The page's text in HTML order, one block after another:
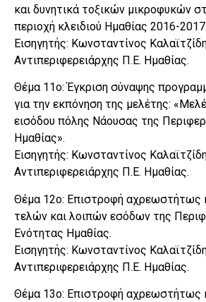
και δυνητικά τοξικών μικροφυκών
περιοχή κλειδιού Ημαθίας 2016-2017.
Εισηγητής: Κωνσταντίνος
Αντιπεριφερειάρχης Π.Ε. Ημαθίας.
Θέμα 11ο: Έγκριση σύναψης
για την εκπόνηση της μελέτης:
εισόδου πόλης Νάουσας της
Ημαθίας».
Εισηγητής: Κωνσταντίνος
Αντιπεριφερειάρχης Π.Ε. Ημαθίας.
Θέμα 12ο: Επιστροφή αχρεωστήτως
τελών και λοιπών εσόδων της
Ενότητας Ημαθίας.
Εισηγητής: Κωνσταντίνος
Αντιπεριφερειάρχης Π.Ε. Ημαθίας.
Θέμα 13ο: Επιστροφή αχρεωστήτως